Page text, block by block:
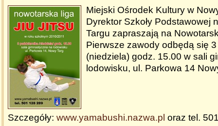
Miejski Ośrodek Kultury w
Dyrektor Szkoły Podstawowej
Targu zapraszają na
Pierwsze zawody odbędą się
(niedziela) godz. 15.00 w sali
lodowisku, ul. Parkowa 14
Szczegóły: www.yamabushi.nazwa.pl oraz tel.